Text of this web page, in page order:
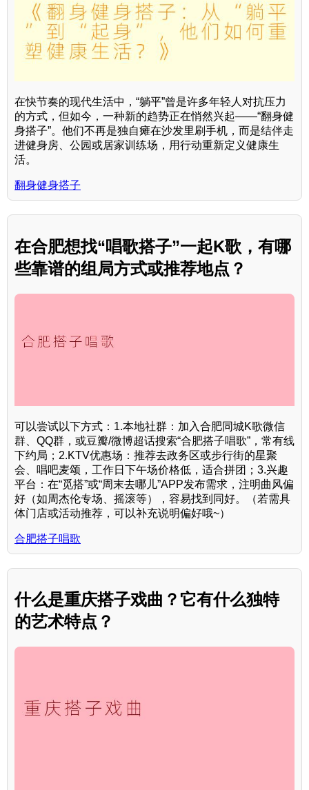
在快节奏的现代生活中，“躺平”曾是许多年轻人对抗压力
的方式，但如今，一种新的趋势正在悄然兴起——“翻身健
身搭子”。他们不再是独自瘫在沙发里刷手机，而是结伴走
进健身房、公园或居家训练场，用行动重新定义健康生
活。
翻身健身搭子
在合肥想找“唱歌搭子”一起K歌，有哪
些靠谱的组局方式或推荐地点？
可以尝试以下方式：1.本地社群：加入合肥同城K歌微信
群、QQ群，或豆瓣/微博超话搜索“合肥搭子唱歌”，常有线
下约局；2.KTV优惠场：推荐去政务区或步行街的星聚
会、唱吧麦颂，工作日下午场价格低，适合拼团；3.兴趣
平台：在“觅搭”或“周末去哪儿”APP发布需求，注明曲风偏
好（如周杰伦专场、摇滚等），容易找到同好。（若需具
体门店或活动推荐，可以补充说明偏好哦~）
合肥搭子唱歌
什么是重庆搭子戏曲？它有什么独特
的艺术特点？